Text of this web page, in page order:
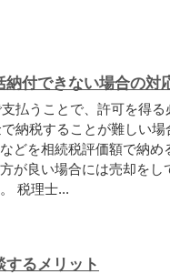
付できない場合の対
払うことで、許可を得
納税することが難しい
どを相続税評価額で納め
が良い場合には売却をし
税理士...
るメリット